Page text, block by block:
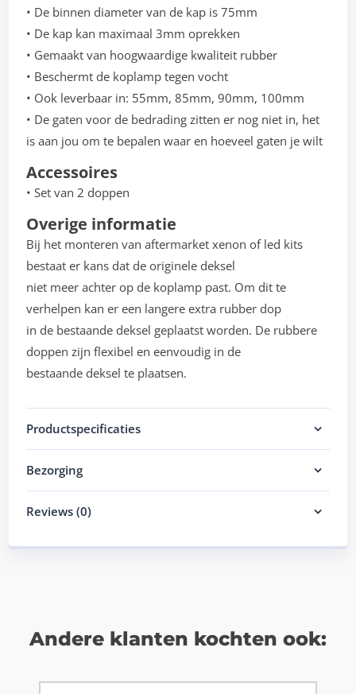
• De binnen diameter van de kap is 75mm
• De kap kan maximaal 3mm oprekken
• Gemaakt van hoogwaardige kwaliteit rubber
• Beschermt de koplamp tegen vocht
• Ook leverbaar in: 55mm, 85mm, 90mm, 100mm
• De gaten voor de bedrading zitten er nog niet in, het
is aan jou om te bepalen waar en hoeveel gaten je wilt
Accessoires
• Set van 2 doppen
Overige informatie
Bij het monteren van aftermarket xenon of led kits
bestaat er kans dat de originele deksel
niet meer achter op de koplamp past. Om dit te
verhelpen kan er een langere extra rubber dop
in de bestaande deksel geplaatst worden. De rubbere
doppen zijn flexibel en eenvoudig in de
bestaande deksel te plaatsen.
Productspecificaties
Bezorging
Reviews (0)
Andere klanten kochten ook: